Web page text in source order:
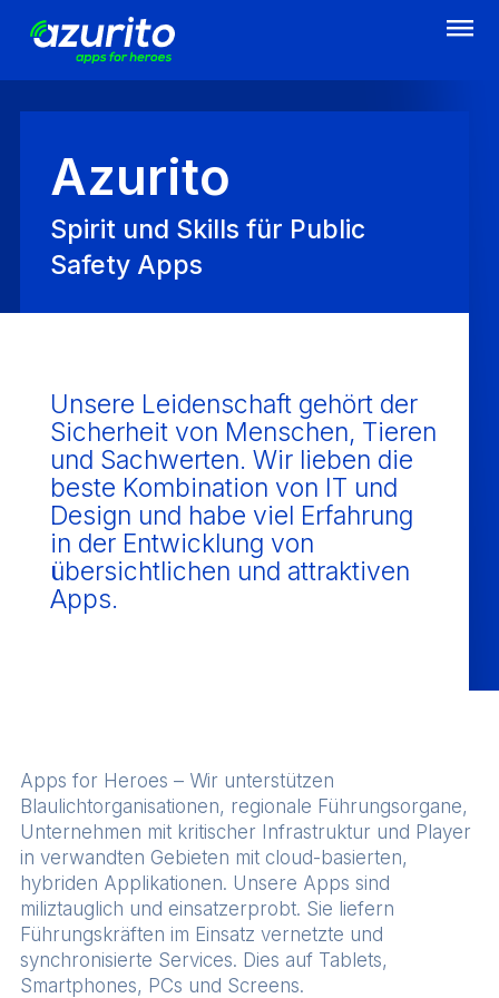
zum
Azurito
Spirit und Skills für Public
Safety Apps
Unsere Leidenschaft gehört der
Sicherheit von Menschen, Tieren
und Sachwerten. Wir lieben die
beste Kombination von IT und
Design und habe viel Erfahrung
in der Entwicklung von
übersichtlichen und attraktiven
Apps.
Apps for Heroes – Wir unterstützen
Blaulichtorganisationen, regionale Führungsorgane,
Unternehmen mit kritischer Infrastruktur und Player
in verwandten Gebieten mit cloud-basierten,
hybriden Applikationen. Unsere Apps sind
miliztauglich und einsatzerprobt. Sie liefern
Führungskräften im Einsatz vernetzte und
synchronisierte Services. Dies auf Tablets,
Smartphones, PCs und Screens.